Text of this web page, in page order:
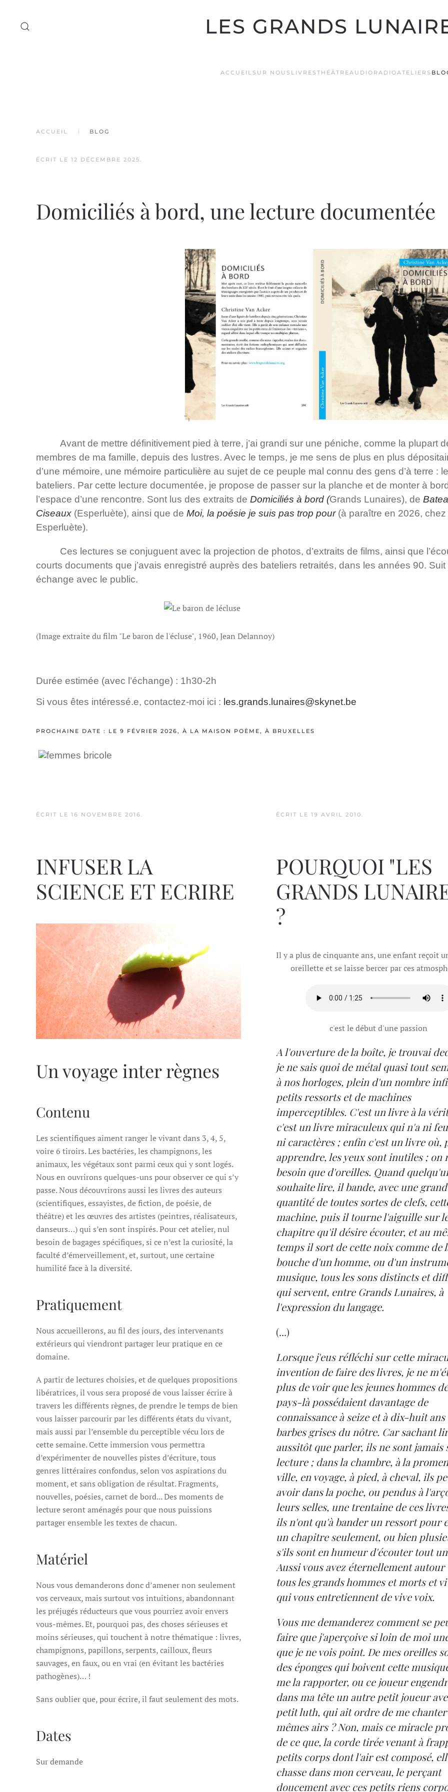
Accéder au contenu principal LES GRANDS
ACCUEIL SUR NOUS LIVRES THÉÂTREAUDIO RADIOATELIERS
ACCUEIL BLOG
ÉCRIT LE 12 DÉCEMBRE 2025.
Domiciliés à bord, une lecture documentée
Avant de mettre définitivement pied à terre, j’ai grandi sur une péniche, comme la plupart
membres de ma famille, depuis des lustres. Avec le temps, je me sens de plus en plus
d’une mémoire, une mémoire particulière au sujet de ce peuple mal connu des gens d’à terre :
bateliers. Par cette lecture documentée, je propose de passer sur la planche et de monter à
l’espace d’une rencontre. Sont lus des extraits de Domiciliés à bord (Grands Lunaires), de
Ciseaux (Esperluète), ainsi que de Moi, la poésie je suis pas trop pour(à paraître en 2026, chez
Esperluète).
Ces lectures se conjuguent avec la projection de photos, d’extraits de films, ainsi que
courts documents que j’avais enregistré auprès des bateliers retraités, dans les années 90. Suit
échange avec le public.
(Image extraite du film "Le baron de l'écluse", 1960, Jean Delannoy)
Durée estimée (avec l’échange) : 1h30-2h
Si vous êtes intéressé.e, contactez-moi ici : les.grands.lunaires@skynet.be
PROCHAINE DATE : LE 9 FÉVRIER 2026, À LA MAISON POÈME, À BRUXELLES
ÉCRIT LE 16 NOVEMBRE 2016.
INFUSER LA
SCIENCE ET ECRIRE
Un voyage inter règnes
Contenu
Les scientifiques aiment ranger le vivant dans 3, 4, 5,
voire 6 tiroirs. Les bactéries, les champignons, les
animaux, les végétaux sont parmi ceux qui y sont logés.
Nous en ouvrirons quelques-uns pour observer ce qui s’y
passe. Nous découvrirons aussi les livres des auteurs
(scientifiques, essayistes, de fiction, de poésie, de
théâtre) et les œuvres des artistes (peintres, réalisateurs,
danseurs…) qui s’en sont inspirés. Pour cet atelier, nul
besoin de bagages spécifiques, si ce n’est la curiosité, la
faculté d’émerveillement, et, surtout, une certaine
humilité face à la diversité.
Pratiquement
Nous accueillerons, au fil des jours, des intervenants
extérieurs qui viendront partager leur pratique en ce
domaine.
A partir de lectures choisies, et de quelques propositions
libératrices, il vous sera proposé de vous laisser écrire à
travers les différents règnes, de prendre le temps de bien
vous laisser parcourir par les différents états du vivant,
mais aussi par l’ensemble du perceptible vécu lors de
cette semaine. Cette immersion vous permettra
d’expérimenter de nouvelles pistes d’écriture, tous
genres littéraires confondus, selon vos aspirations du
moment, et sans obligation de résultat. Fragments,
nouvelles, poésies, carnet de bord... Des moments de
lecture seront aménagés pour que nous puissions
partager ensemble les textes de chacun.
Matériel
Nous vous demanderons donc d’amener non seulement
vos cerveaux, mais surtout vos intuitions, abandonnant
les préjugés réducteurs que vous pourriez avoir envers
vous-mêmes. Et, pourquoi pas, des choses sérieuses et
moins sérieuses, qui touchent à notre thématique : livres,
champignons, papillons, serpents, cailloux, fleurs
sauvages, en faux, ou en vrai (en évitant les bactéries
pathogènes)… !
Sans oublier que, pour écrire, il faut seulement des mots.
Dates
Sur demande
ÉCRIT LE 19 AVRIL 2010.
POURQUOI "LES
GRANDS
?
Il y a plus de cinquante ans, une enfant reçoit
oreillette et se laisse bercer par ces
c'est le début d'une passion
A l'ouverture de la boîte, je trouvai
je ne sais quoi de métal quasi tout
à nos horloges, plein d'un nombre
petits ressorts et de machines
imperceptibles. C'est un livre à la
c'est un livre miraculeux qui n'a ni
ni caractères ; enfin c'est un livre où,
apprendre, les yeux sont inutiles ; on
besoin que d'oreilles. Quand
souhaite lire, il bande, avec une
quantité de toutes sortes de clefs,
machine, puis il tourne l'aiguille sur
chapitre qu'il désire écouter, et au
temps il sort de cette noix comme de
bouche d'un homme, ou d'un
musique, tous les sons distincts et
qui servent, entre Grands Lunaires, à
l'expression du langage.
(...)
Lorsque j'eus réfléchi sur cette
invention de faire des livres, je ne
plus de voir que les jeunes hommes
pays-là possédaient davantage de
connaissance à seize et à dix-huit ans
barbes grises du nôtre. Car sachant
aussitôt que parler, ils ne sont jamais
lecture ; dans la chambre, à la
ville, en voyage, à pied, à cheval, ils
avoir dans la poche, ou pendus à
leurs selles, une trentaine de ces
ils n'ont qu'à bander un ressort pour
un chapitre seulement, ou bien
s'ils sont en humeur d'écouter tout
Aussi vous avez éternellement autour
tous les grands hommes et morts et
qui vous entretiennent de vive voix.
Vous me demanderez comment se
faire que j'aperçoive si loin de moi
que je ne vois point. De mes oreilles
des éponges qui boivent cette
me la rapporter, ou ce joueur
dans ma tête un autre petit joueur
petit luth, qui ait ordre de me chanter
mêmes airs ? Non, mais ce miracle
de ce que, la corde tirée venant à
petits corps dont l'air est composé,
chasse dans mon cerveau, le perçant
doucement avec ces petits riens